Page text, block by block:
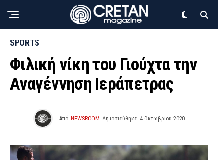
SPORTS
Φιλική νίκη του Γιούχτα την
Αναγέννηση Ιεράπετρας
Από NEWSROOM Δημοσιεύθηκε 4 Οκτωβρίου 2020